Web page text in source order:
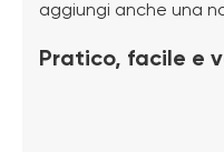
aggiungi anche una
Pratico, facile e